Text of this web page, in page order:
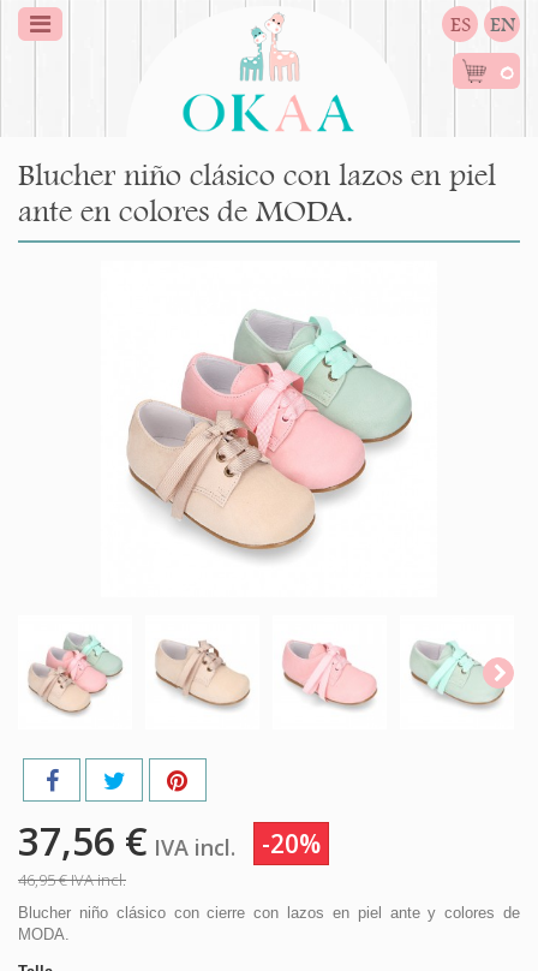
ES EN
0
Blucher niño clásico con lazos en piel
ante en colores de MODA.
37,56 € IVA incl. -20%
46,95 €IVA incl.
Blucher niño clásico con cierre con lazos en piel ante y colores de
MODA.